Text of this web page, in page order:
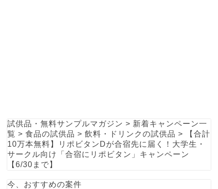
試供品・無料サンプルマガジン > 新着キャンペーン一
覧 > 食品の試供品 > 飲料・ドリンクの試供品 >
【合計
10万本無料】リポビタンDが合宿先に届く！大学生・
サークル向け「合宿にリポビタン」キャンペーン
【6/30まで】
今、おすすめの案件